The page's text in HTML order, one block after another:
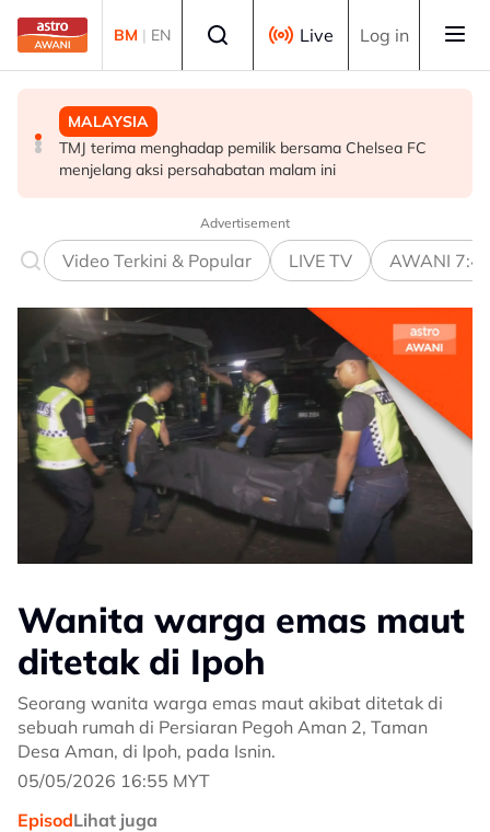
Skip to main content
BM | EN Live Log in
MALAYSIA
TMJ terima menghadap pemilik bersama Chelsea FC
menjelang aksi persahabatan malam ini
SUKAN
Gabriel Palmero sah milik JDT!
MALAYSIA
Kementerian Komunikasi akan cadang gotong-royong
mega perangi Aedes - Fahmi
Advertisement
Video Terkini & Popular LIVE TV AWANI
Wanita warga emas maut
ditetak di Ipoh
Seorang wanita warga emas maut akibat ditetak di
sebuah rumah di Persiaran Pegoh Aman 2, Taman
Desa Aman, di Ipoh, pada Isnin.
05/05/2026 16:55 MYT
EpisodLihat juga